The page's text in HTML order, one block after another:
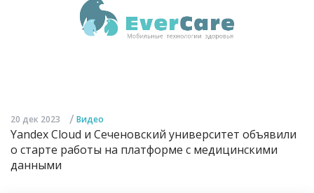
20 дек 2023 / Видео
Yandex Cloud и Сеченовский университет объявили
о старте работы на платформе с медицинскими
данными